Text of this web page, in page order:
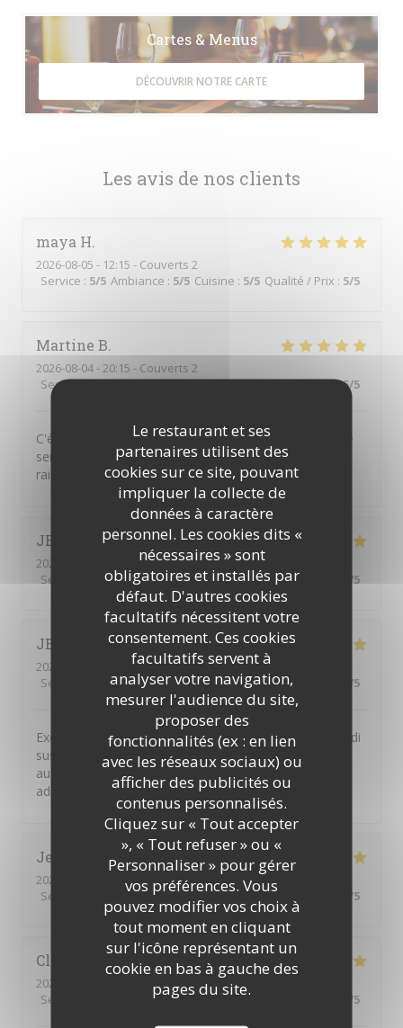
Le restaurant et ses
partenaires utilisent des
cookies sur ce site, pouvant
impliquer la collecte de
données à caractère
personnel. Les cookies dits «
nécessaires » sont
obligatoires et installés par
défaut. D'autres cookies
facultatifs nécessitent votre
consentement. Ces cookies
facultatifs servent à
analyser votre navigation,
mesurer l'audience du site,
proposer des
fonctionnalités (ex : en lien
avec les réseaux sociaux) ou
afficher des publicités ou
contenus personnalisés.
Cliquez sur « Tout accepter
», « Tout refuser » ou «
Personnaliser » pour gérer
vos préférences. Vous
pouvez modifier vos choix à
tout moment en cliquant
sur l'icône représentant un
cookie en bas à gauche des
pages du site.
Les avis de nos clients
maya H
2026-08-05 - 12:15 - Couverts 2
Service : 5/5 Ambiance : 5/5 Cuisine : 5/5 Qualité / Prix : 5/5
Martine B
2026-08-04- 20:15 - Couverts 2
Service:5/5 Ambiance:5/5 Cuisine:5/5 Qualité / Prix:5/5
C'était absolument délicieux.... comme d'habitude. Et le
serveur était très agréable. De plus les prix sont très
raisonnables vu la qualité.
JEAN-CHRISTOPHE M
2026-07-24
- 12:15 - Couverts 1
Service
/5 Ambiance: 5/5 Cuisine:5/5 Qualité / Prix /5
JEAN-MARIE F
2026-07-06
- 12:30 - Couverts 4
Service
Ambiance: 5/5 Cuisine: 5/5 Qualité / Prix /5
Excellent restaurant libanais. Le buffet à volonté du midi
suscite l enthousiasme de toutes les personnes
auxquelles je propose de déjeuner à cette très bonne
adresse.
Jean-François
2026-07-12
- 13:00 - Couverts 6
Service
Ambiance:5/5 Cuisine: 5 /5 Qualité / Prix /5
Claudie
2026-07-11
- 20:00 - Couverts 4
Service
Ambiance: 4/5 Cuisine: 5/5 /5
Cartes & Menus
DÉCOUVRIR NOTRE CARTE